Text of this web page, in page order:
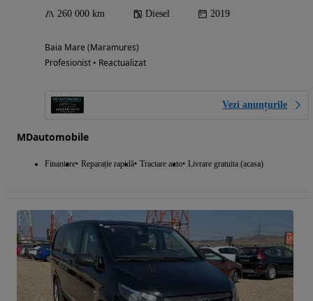
260 000 km Diesel 2019
Baia Mare (Maramures)
Profesionist • Reactualizat
Vezi anunțurile
MDautomobile
Finantare Reparație rapidă Tractare auto Livrare gratuita (acasa)